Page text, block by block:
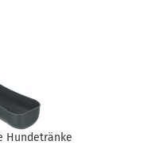
Hundetränke